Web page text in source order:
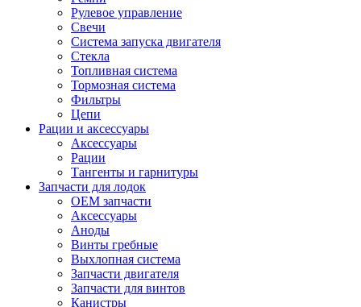
Рулевое управление
Свечи
Система запуска двигателя
Стекла
Топливная система
Тормозная система
Фильтры
Цепи
Рации и аксессуары
Аксессуары
Рации
Тангенты и гарнитуры
Запчасти для лодок
OEM запчасти
Аксессуары
Аноды
Винты гребные
Выхлопная система
Запчасти двигателя
Запчасти для винтов
Канистры